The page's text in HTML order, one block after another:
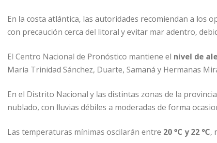
En la costa atlántica, las autoridades recomiendan a los
con precaución cerca del litoral y evitar mar adentro,
El Centro Nacional de Pronóstico mantiene el nivel de
María Trinidad Sánchez, Duarte, Samaná y Hermanas
En el Distrito Nacional y las distintas zonas de la
nublado, con lluvias débiles a moderadas de forma
Las temperaturas mínimas oscilarán entre 20 °C y 22 °C,